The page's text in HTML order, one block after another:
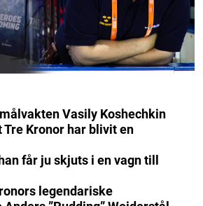
Vasily Koshechkin
Kronor har blivit en
får ju skjuts i en vagn till
legendariske